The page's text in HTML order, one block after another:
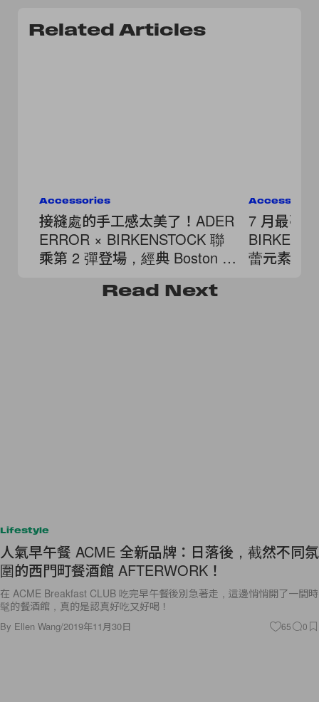
Related Articles
Accessories
接縫處的手工感太美了！ADER
ERROR × BIRKENSTOCK 聯
乘第 2 彈登場，經典 Boston 換
7 月最夢
蕾元素穿
Read Next
Lifestyle
人氣早午餐 ACME 全新品牌：日落後，截然不同氛
圍的西門町餐酒館 AFTERWORK！
在 ACME Breakfast CLUB 吃完早午餐後別急著走，這邊悄悄開了一間時
髦的餐酒館，真的是認真好吃又好喝！
By Ellen Wang/2019年11月30日 65 0